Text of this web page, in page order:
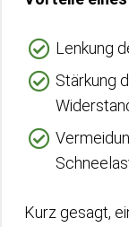
Lenkung
Stärkung
Kurz gesagt,